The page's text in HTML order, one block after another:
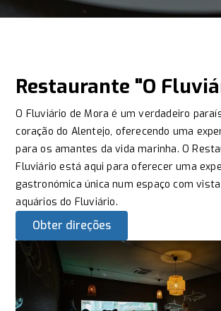
Restaurante "O
O Fluviário de Mora é um verdadeiro
coração do Alentejo, oferecendo uma
para os amantes da vida marinha. O
Fluviário está aqui para oferecer uma
gastronómica única num espaço com
aquários do Fluviário.
Obter direções